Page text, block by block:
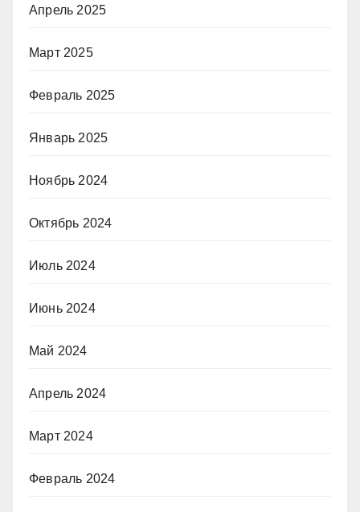
Апрель 2025
Март 2025
Февраль 2025
Январь 2025
Ноябрь 2024
Октябрь 2024
Июль 2024
Июнь 2024
Май 2024
Апрель 2024
Март 2024
Февраль 2024